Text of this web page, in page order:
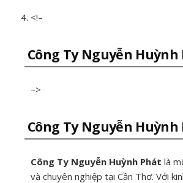
<!–
Công Ty Nguyễn Huỳnh
–>
Công Ty Nguyễn Huỳnh
Công Ty Nguyễn Huỳnh Phát là
và chuyên nghiệp tại Cần Thơ. Với